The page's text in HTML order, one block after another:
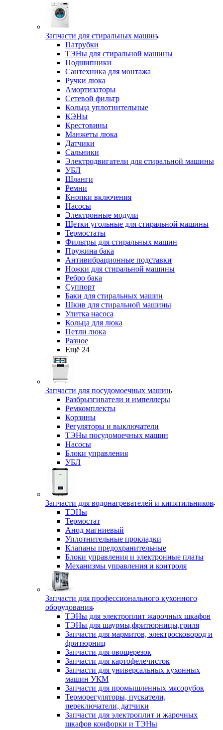
Запчасти для стиральных машин
Патрубки
ТЭНы для стиральной машины
Подшипники
Сантехника для монтажа
Ручки люка
Амортизаторы
Сетевой фильтр
Кольца уплотнительные
КЭНы
Крестовины
Манжеты люка
Датчики
Сальники
Электродвигатели для стиральной машины
УБЛ
Шланги
Ремни
Кнопки включения
Насосы
Электронные модули
Щетки угольные для стиральной машины
Термостаты
Фильтры для стиральных машин
Пружина бака
Антивибрационные подставки
Ножки для стиральной машины
Ребро бака
Суппорт
Баки для стиральных машин
Шкив для стиральной машины
Улитка насоса
Кольца для люка
Петли люка
Разное
Ещё 24
Запчасти для посудомоечных машин
Разбрызгиватели и импеллеры
Ремкомплекты
Корзины
Регуляторы и выключатели
ТЭНы посудомоечных машин
Насосы
Блоки управления
УБЛ
Запчасти для водонагревателей и кипятильников
ТЭНы
Термостат
Анод магниевый
Уплотнительные прокладки
Клапаны предохранительные
Блоки управления и электронные платы
Механизмы управления и контроля
Запчасти для профессионального кухонного
оборудования
ТЭНы для электроплит жарочных шкафов
ТЭНы для шаурмы,фритюрницы,гриля
Запчасти для мармитов, электросковород и
фритюрниц
Запчасти для овощерезок
Запчасти для картофелечисток
Запчасти для универсальных кухонных
машин УКМ
Запчасти для промышленных мясорубок
Терморегуляторы, пускатели,
переключатели, датчики
Запчасти для электроплит и жарочных
шкафов конфорки и ТЭНы